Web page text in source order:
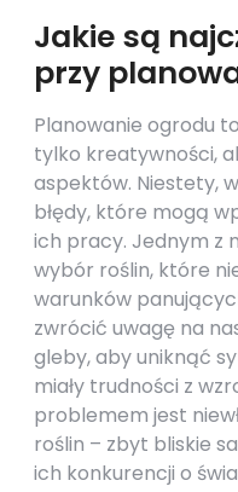
Jakie są
przy
Planowanie ogrodu
tylko kreatywności,
aspektów. Niestety,
błędy, które mogą
ich pracy. Jednym z
wybór roślin, które
warunków
zwrócić uwagę na
gleby, aby uniknąć
miały trudności z
problemem jest
roślin – zbyt bliskie
ich konkurencji o